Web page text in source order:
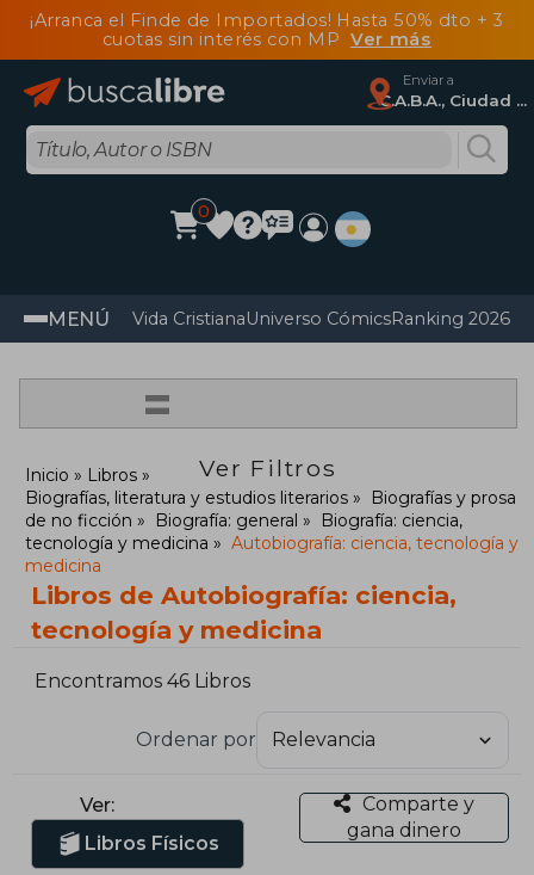
¡Arranca el Finde de Importados! Hasta 50% dto + 3
cuotas sin interés con MP Ver más
Enviar a
C.A.B.A., Ciudad Autónoma De Buenos Aires
0
MENÚ Vida CristianaUniverso CómicsRanking 2026
=
Ver Filtros
Inicio
Libros
Biografías, literatura y estudios literarios
Biografías y prosa
de no ficción
Biografía: general
Biografía: ciencia,
tecnología y medicina
Autobiografía: ciencia, tecnología y
medicina
Libros de Autobiografía: ciencia,
tecnología y medicina
Encontramos 46 Libros
Ordenar por
Ver:
Libros Físicos
Comparte y
gana dinero